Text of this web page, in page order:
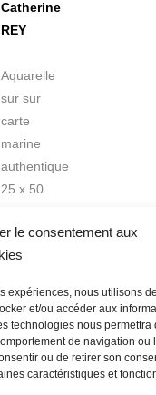
le consentement aux
expériences, nous utilisons
et/ou accéder aux
technologies nous permettra
de navigation ou
ou de retirer son
caractéristiques et
Catherine
REY
Aquarelle
sur sur
carte
marine
authentique
25 x 50
Conditions
Mentions